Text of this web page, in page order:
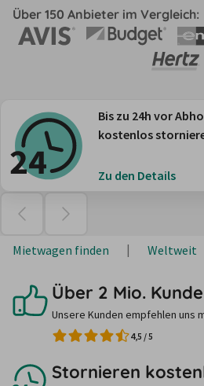
Über 150 Anbieter im Vergleich:
Bis zu 24h vor
kostenlos
Zu den Details
Mietwagen finden Weltweit
Über 2 Mio.
Unsere Kunden empfehlen uns
4,5 /5
Stornieren